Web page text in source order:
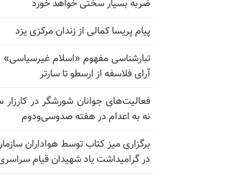
ضربه بسیار سختی خواهد خورد
پیام پریسا کمالی از زندان مرکزی یزد
تبارشناسی مفهوم «اسلام غیرسیاسی»
آرای فلاسفه از ارسطو تا سارتر
فعالیت‌های جوانان شورشگر در
نه به اعدام در هفته صدوسی‌و‌دوم
برگزاری میز کتاب توسط هواداران
در گرامیداشت یاد شهیدان قیام